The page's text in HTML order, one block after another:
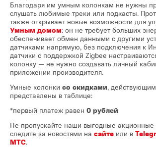
Благодаря им умным колонкам не нужны
слушать любимые треки или подкасты.
также открывает новые возможности для
Умным домом: он не требует больших
обеспечивает обмен данными с другими
датчиками напрямую, без подключения к
датчики с поддержкой Zigbee
колонку — не нужно создавать личный
приложении производителя.
Умные колонки со скидками,
представлены в таблице:
*первый платеж равен 0 рублей
Не пропускайте наши выгодные
следите за новостями на сайте или в
МТС.